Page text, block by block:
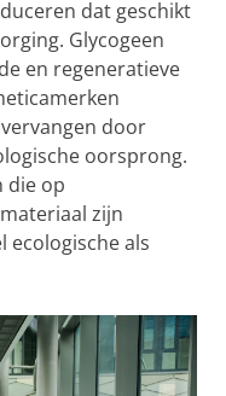
dat geschikt
Glycogeen
en regeneratieve
door
oorsprong.
die op
zijn
ecologische als